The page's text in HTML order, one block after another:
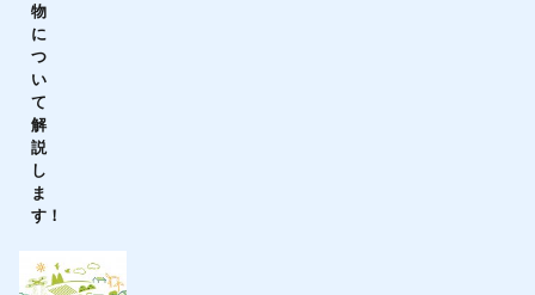
物
に
つ
い
て
解
説
し
ま
す！